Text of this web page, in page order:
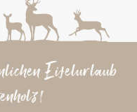
Eifelurlaub